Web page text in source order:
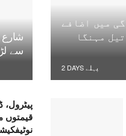
میں اضافے
مہنگا
2 DAYS پہلے
سے
قیمتوں